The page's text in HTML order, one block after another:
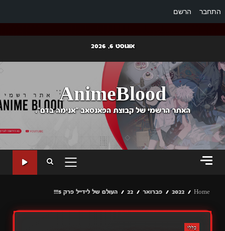
התחבר הרשם
content
אוגוסט 6, 2026
AnimeBlood
האתר הרשמי של קבוצת הפאנסאב "אנימה בדם".
PRIMARY
Home
2022 פברואר 22 העולם של לידייל פרק 5!!!
כללי